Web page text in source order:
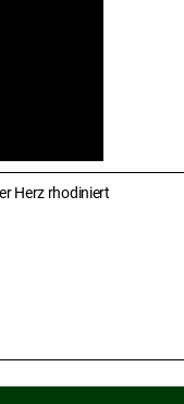
Herz rhodiniert